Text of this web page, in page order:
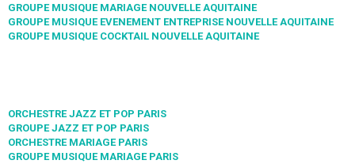
GROUPE MUSIQUE MARIAGE NOUVELLE AQUITAINE
GROUPE MUSIQUE EVENEMENT ENTREPRISE NOUVELLE AQUITAINE
GROUPE MUSIQUE COCKTAIL NOUVELLE AQUITAINE
ORCHESTRE JAZZ ET POP PARIS
GROUPE JAZZ ET POP PARIS
ORCHESTRE MARIAGE PARIS
GROUPE MUSIQUE MARIAGE PARIS